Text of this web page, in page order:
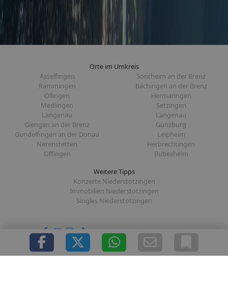
Orte im Umkreis
Asselfingen
Sontheim an der Brenz
Rammingen
Bächingen an der Brenz
Öllingen
Hermaringen
Medlingen
Setzingen
Langenau
Langenau
Giengen an der Brenz
Günzburg
Gundelfingen an der Donau
Leipheim
Nerenstetten
Herbrechtingen
Offingen
Bubesheim
Weitere Tipps
Konzerte Niederstotzingen
Immobilien Niederstotzingen
Singles Niederstotzingen